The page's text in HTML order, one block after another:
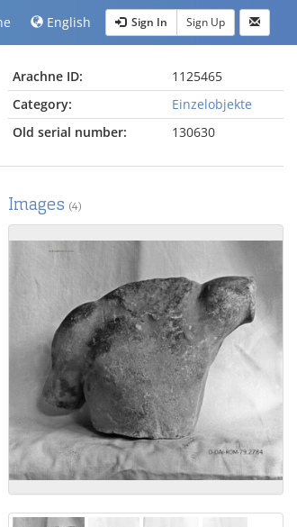
English Sign In Sign Up
Arachne ID:
1125465
Category:
Einzelobjekte
Old serial number:
130630
Images (4)